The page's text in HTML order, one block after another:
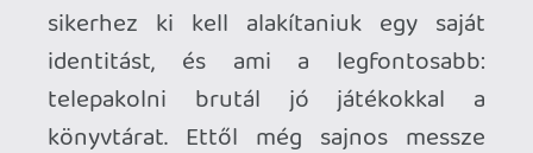
Maga a prime is 9.99, de ott nem a játék a
lényeg, hanem a prime video meg az
ingyenes amazon szállítás. Ott csak kis
bónusz, hogy még (limitáltan) játszani is
lehet.